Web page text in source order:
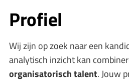
Profiel
Wij zijn op zoek naar een
analytisch inzicht kan
organisatorisch talent. Jouw